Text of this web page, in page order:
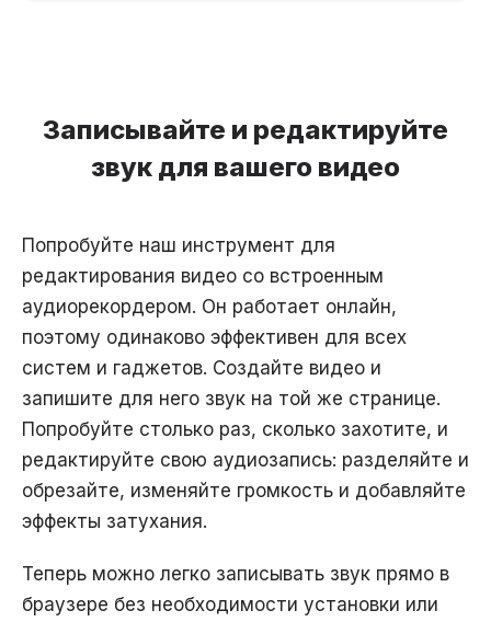
Записывайте и редактируйте
звук для вашего видео
Попробуйте наш инструмент для
редактирования видео со встроенным
аудиорекордером. Он работает онлайн,
поэтому одинаково эффективен для всех
систем и гаджетов. Создайте видео и
запишите для него звук на той же странице.
Попробуйте столько раз, сколько захотите, и
редактируйте свою аудиозапись: разделяйте и
обрезайте, изменяйте громкость и добавляйте
эффекты затухания.
Теперь можно легко записывать звук прямо в
браузере без необходимости установки или